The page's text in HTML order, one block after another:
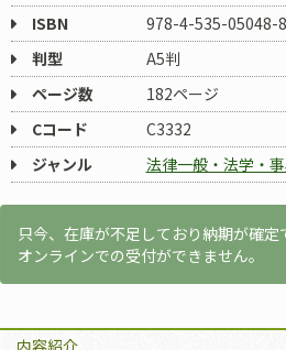
ISBN
978-4-535-05048-8
判型
A5判
ページ数
182ページ
Cコード
C3332
ジャンル
法律一般・法学・
只今、在庫が不足しており納期が確定
オンラインでの受付ができません。
内容紹介